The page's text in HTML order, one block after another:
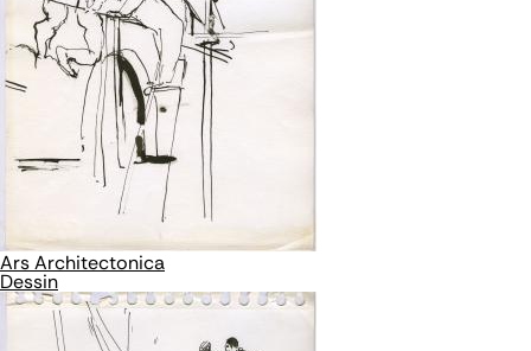
Ars Architectonica
Dessin